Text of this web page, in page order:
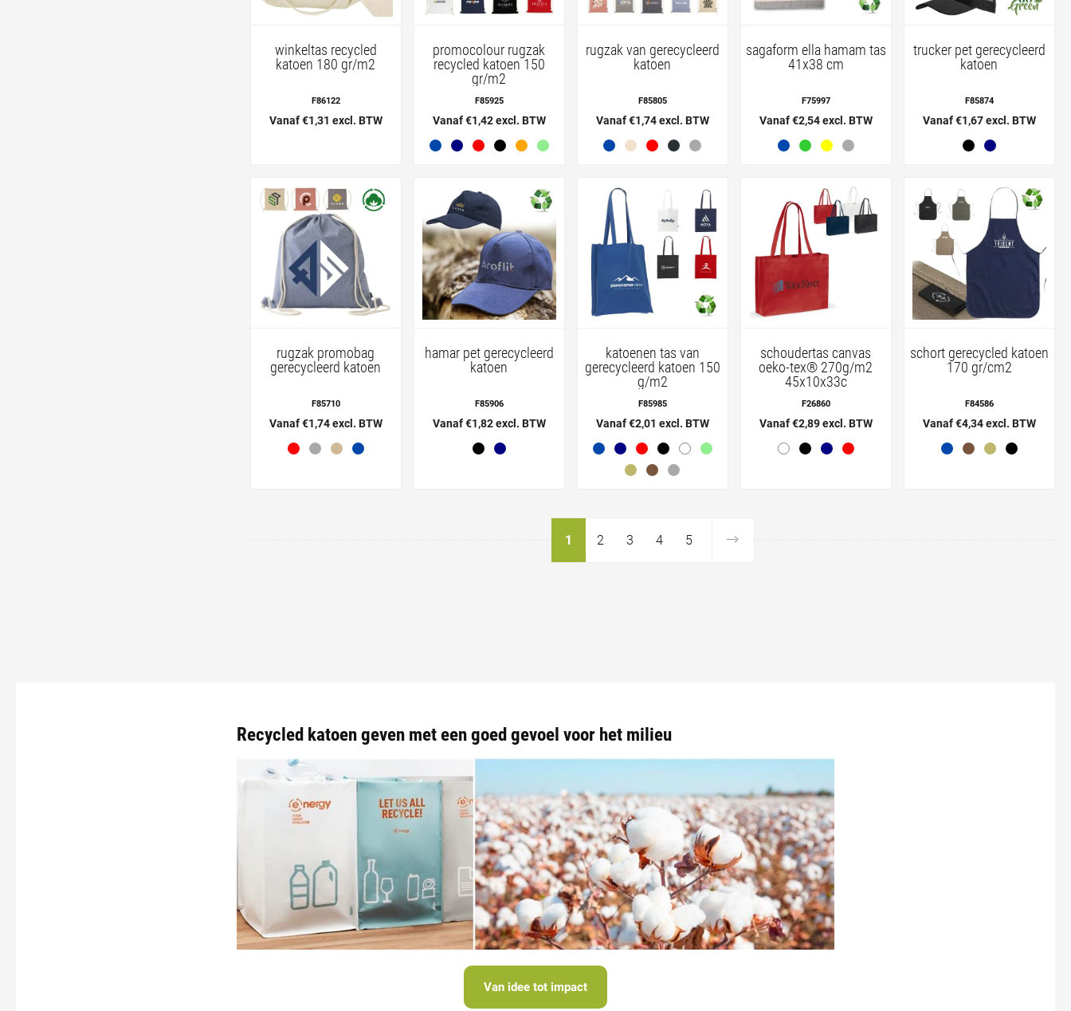
winkeltas recycled
katoen 180 gr/m2
F86122
Vanaf €1,31 excl. BTW
promocolour rugzak
recycled katoen 150
gr/m2
F85925
Vanaf €1,42 excl. BTW
rugzak van gerecycleerd
katoen
F85805
Vanaf €1,74 excl. BTW
sagaform ella hamam tas
41x38 cm
F75997
Vanaf €2,54 excl. BTW
trucker pet gerecycleerd
katoen
F85874
Vanaf €1,67 excl. BTW
rugzak promobag
gerecycleerd katoen
F85710
Vanaf €1,74 excl. BTW
hamar pet gerecycleerd
katoen
F85906
Vanaf €1,82 excl. BTW
katoenen tas van
gerecycleerd katoen 150
g/m2
F85985
Vanaf €2,01 excl. BTW
schoudertas canvas
oeko-tex® 270g/m2
45x10x33c
F26860
Vanaf €2,89 excl. BTW
schort gerecycled katoen
170 gr/cm2
F84586
Vanaf €4,34 excl. BTW
1 2 3 4 5
Recycled katoen geven met een goed gevoel voor het milieu
Van idee tot impact